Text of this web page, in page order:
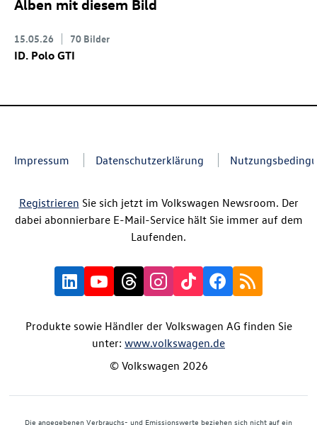
Alben mit diesem Bild
15.05.26 70 Bilder
ID. Polo GTI
Impressum Datenschutzerklärung
Registrieren Sie sich jetzt im Volkswagen Newsroom. Der
dabei abonnierbare E-Mail-Service hält Sie immer auf dem
Laufenden.
Produkte sowie Händler der Volkswagen AG finden Sie
unter: www.volkswagen.de
© Volkswagen 2026
Die angegebenen Verbrauchs- und Emissionswerte beziehen sich nicht auf ein